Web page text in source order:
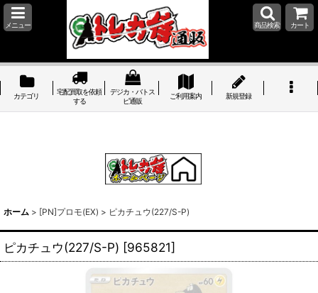
メニュー 商品検索 カート
カテゴリ
宅配買取を依頼
する
デジカ・バトス
ピ通販
ご利用案内 新規登録
ホーム > [PN]プロモ(EX) > ピカチュウ(227/S-P)
ピカチュウ(227/S-P) [965821]